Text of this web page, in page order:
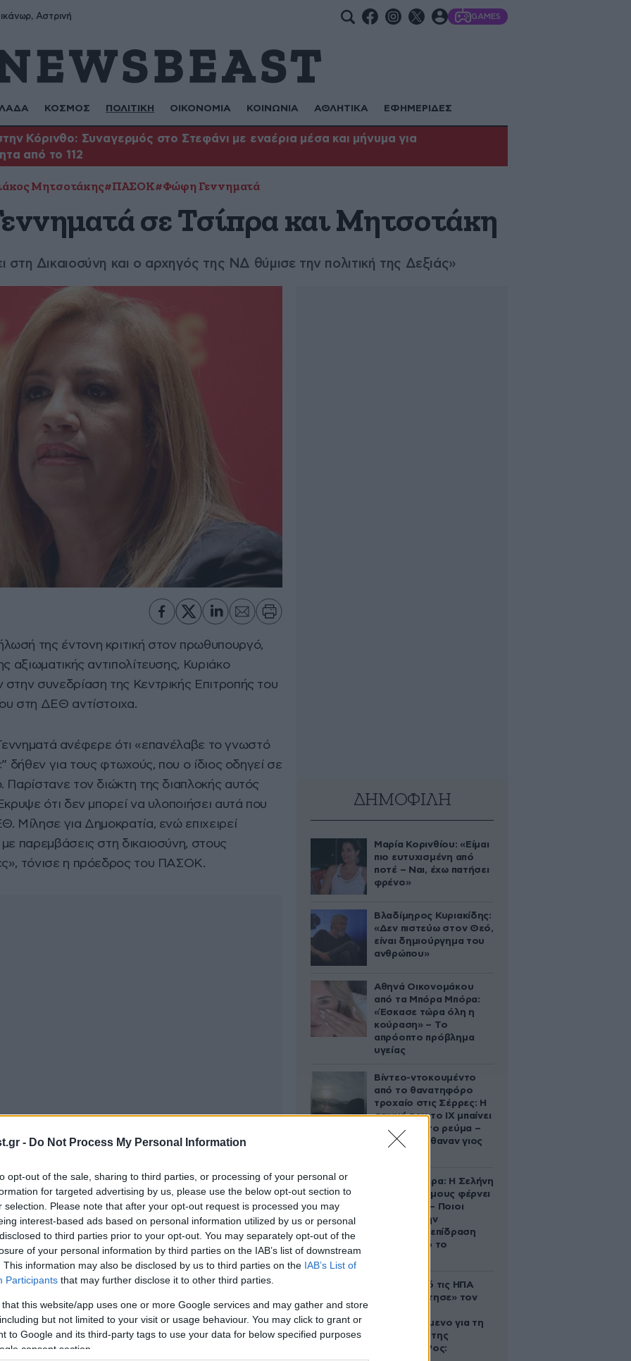
- Do Not Process My Personal Information
opt-out of the sale, sharing to third parties, or processing of your personal or
for targeted advertising by us, please use the below opt-out section to
selection. Please note that after your opt-out request is processed you may
interest-based ads based on personal information utilized by us or personal
to third parties prior to your opt-out. You may separately opt-out of the
of your personal information by third parties on the IAB’s list of downstream
This information may also be disclosed by us to third parties on the IAB’s List of
Participants that may further disclose it to other third parties.
that this website/app uses one or more Google services and may gather and store
but not limited to your visit or usage behaviour. You may click to grant or
to Google and its third-party tags to use your data for below specified purposes
consent section.
Αστρινή GAMES
ΚΟΣΜΟΣ ΠΟΛΙΤΙΚΗ ΟΙΚΟΝΟΜΙΑ ΚΟΙΝΩΝΙΑ ΑΘΛΗΤΙΚΑ ΕΦΗΜΕΡΙΔΕΣ
Κόρινθο: Συναγερμός στο Στεφάνι με εναέρια μέσα και μήνυμα για
από το 112
Μητσοτάκης#ΠΑΣΟΚ#Φώφη Γεννηματά
σε Τσίπρα και Μητσοτάκη
Δικαιοσύνη και ο αρχηγός της ΝΔ θύμισε την πολιτική της Δεξιάς»
της έντονη κριτική στον πρωθυπουργό,
αξιωματικής αντιπολίτευσης, Κυριάκο
συνεδρίαση της Κεντρικής Επιτροπής του
στη ΔΕΘ αντίστοιχα.
ανέφερε ότι «επανέλαβε το γνωστό
δήθεν για τους φτωχούς, που ο ίδιος οδηγεί σε
τον διώκτη της διαπλοκής αυτός
ότι δεν μπορεί να υλοποιήσει αυτά που
Μίλησε για Δημοκρατία, ενώ επιχειρεί
παρεμβάσεις στη δικαιοσύνη, στους
τόνισε η πρόεδρος του ΠΑΣΟΚ.
επεσήμανε ότι «έσπευσε να αλλάξει ρόλους
ΔΗΜΟΦΙΛΗ
Μαρία Κορινθίου: «Είμαι
πιο ευτυχισμένη από
ποτέ – Ναι, έχω πατήσει
φρένο»
Βλαδίμηρος Κυριακίδης:
«Δεν πιστεύω στον Θεό,
είναι δημιούργημα του
ανθρώπου»
Αθηνά Οικονομάκου
από τα Μπόρα Μπόρα:
«Έσκασε τώρα όλη η
κούραση» – Το
απρόοπτο πρόβλημα
υγείας
Βίντεο-ντοκουμέντο
από το θανατηφόρο
τροχαίο στις Σέρρες: Η
στιγμή που το ΙΧ μπαίνει
στο αντίθετο ρεύμα –
Ακαριαία πέθαναν γιος
Ζώδια σήμερα: Η Σελήνη
στους Διδύμους φέρνει
ανατροπές – Ποιοι
δέχονται την
ευεργετική επίδραση
του Δία από το
Ζευγάρι από τις ΗΠΑ
που «υιοθέτησε» τον
κατηγορούμενο για τη
δολοφονία της
Ελίζαμπεθ Ρος: